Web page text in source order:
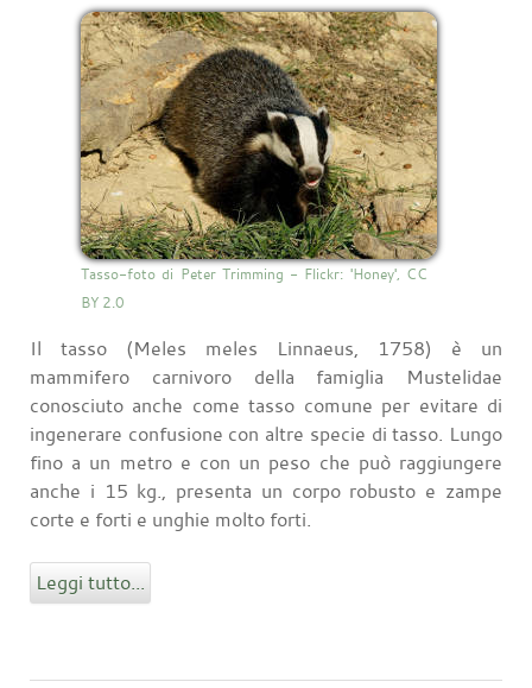
Tasso-foto di Peter Trimming - Flickr: 'Honey', CC
BY 2.0
Il tasso (Meles meles Linnaeus, 1758) è un
mammifero carnivoro della famiglia Mustelidae
conosciuto anche come tasso comune per evitare di
ingenerare confusione con altre specie di tasso. Lungo
fino a un metro e con un peso che può raggiungere
anche i 15 kg., presenta un corpo robusto e zampe
corte e forti e unghie molto forti.
Leggi tutto...